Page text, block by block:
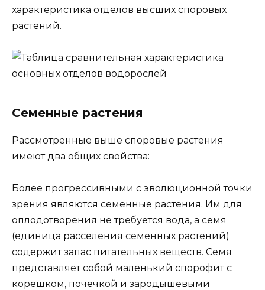
характеристика отделов высших споровых
растений.
Семенные растения
Рассмотренные выше споровые растения
имеют два общих свойства:
Более прогрессивными с эволюционной точки
зрения являются семенные растения. Им для
оплодотворения не требуется вода, а семя
(единица расселения семенных растений)
содержит запас питательных веществ. Семя
представляет собой маленький спорофит с
корешком, почечкой и зародышевыми